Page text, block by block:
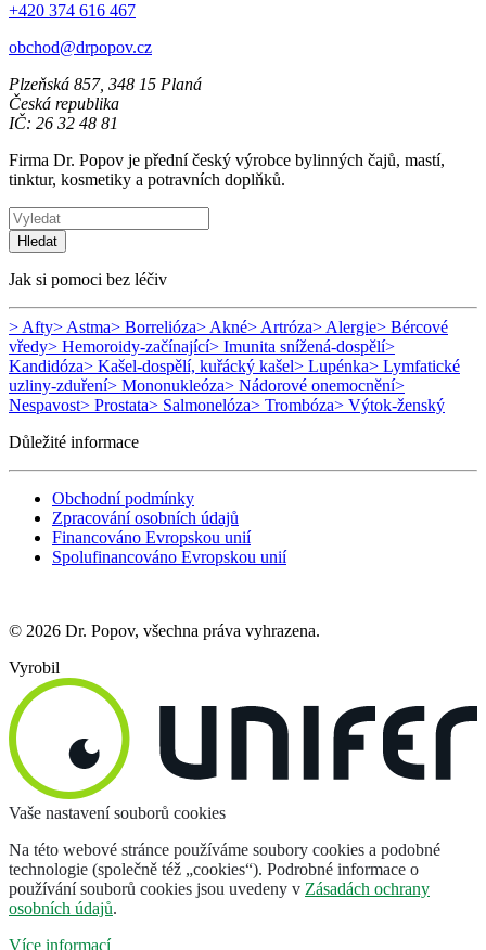
+420 374 616 467
obchod@drpopov.cz
Plzeňská 857, 348 15 Planá
Česká republika
IČ: 26 32 48 81
Firma Dr. Popov je přední český výrobce bylinných čajů, mastí,
tinktur, kosmetiky a potravních doplňků.
Hledat
Jak si pomoci bez léčiv
> Afty> Astma> Borrelióza> Akné> Artróza> Alergie> Bércové
vředy> Hemoroidy-začínající> Imunita snížená-dospělí>
Kandidóza> Kašel-dospělí, kuřácký kašel> Lupénka> Lymfatické
uzliny-zduření> Mononukleóza> Nádorové onemocnění>
Nespavost> Prostata> Salmonelóza> Trombóza> Výtok-ženský
Důležité informace
Obchodní podmínky
Zpracování osobních údajů
Financováno Evropskou unií
Spolufinancováno Evropskou unií
© 2026 Dr. Popov, všechna práva vyhrazena.
Vyrobil
Vaše nastavení souborů cookies
Na této webové stránce používáme soubory cookies a podobné
technologie (společně též „cookies“). Podrobné informace o
používání souborů cookies jsou uvedeny v Zásadách ochrany
osobních údajů.
Více informací